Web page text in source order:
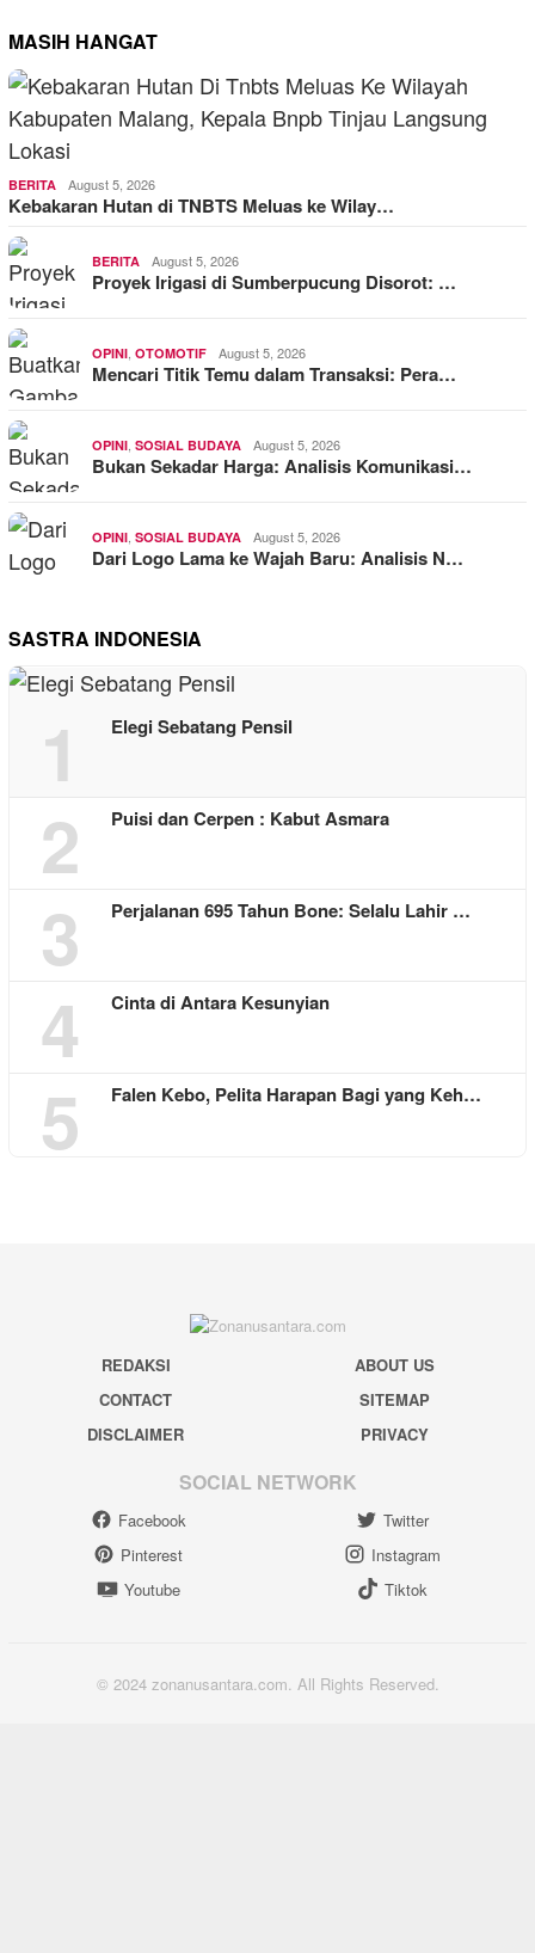
MASIH HANGAT
BERITA August 5, 2026
Kebakaran Hutan di TNBTS Meluas ke Wilay…
BERITA August 5, 2026
Proyek Irigasi di Sumberpucung Disorot: …
OPINI OTOMOTIF August 5, 2026
Mencari Titik Temu dalam Transaksi: Pera…
OPINI SOSIAL BUDAYA August 5, 2026
Bukan Sekadar Harga: Analisis Komunikasi…
OPINI SOSIAL BUDAYA August 5, 2026
Dari Logo Lama ke Wajah Baru: Analisis N…
SASTRA INDONESIA
1 Elegi Sebatang Pensil
2 Puisi dan Cerpen : Kabut Asmara
3 Perjalanan 695 Tahun Bone: Selalu Lahir …
4 Cinta di Antara Kesunyian
5 Falen Kebo, Pelita Harapan Bagi yang Keh…
REDAKSI
ABOUT US
CONTACT
SITEMAP
DISCLAIMER
PRIVACY
SOCIAL NETWORK
Facebook
Twitter
Pinterest
Instagram
Youtube
Tiktok
© 2024 zonanusantara.com. All Rights Reserved.